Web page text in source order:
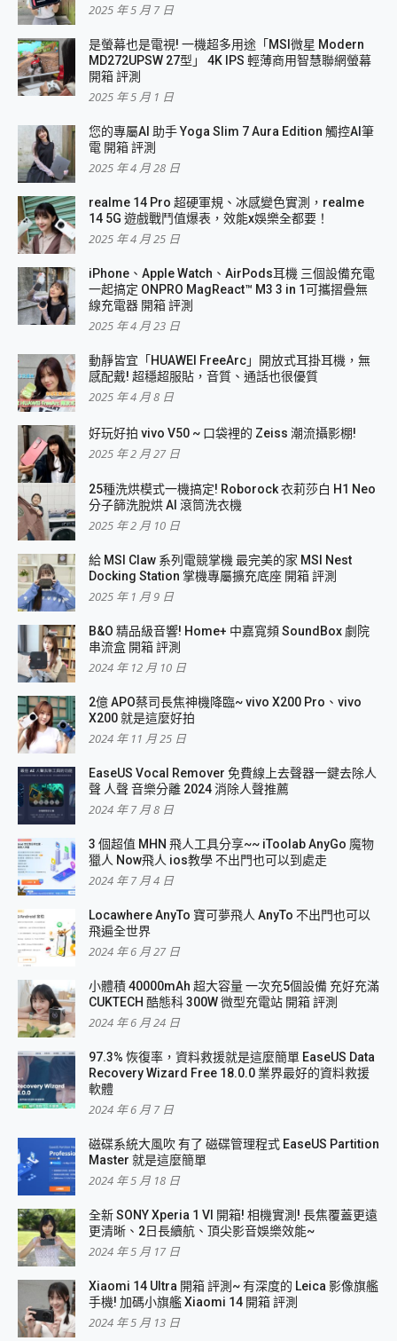
2025 年 5 月 7 日
是螢幕也是電視! 一機超多用途「MSI微星 Modern
MD272UPSW 27型」 4K IPS 輕薄商用智慧聯網螢幕
開箱 評測
2025 年 5 月 1 日
您的專屬AI 助手 Yoga Slim 7 Aura Edition 觸控AI筆
電 開箱 評測
2025 年 4 月 28 日
realme 14 Pro 超硬軍規、冰感變色實測，realme
14 5G 遊戲戰鬥值爆表，效能x娛樂全都要！
2025 年 4 月 25 日
iPhone、Apple Watch、AirPods耳機 三個設備充電
一起搞定 ONPRO MagReact™ M3 3 in 1可攜摺疊無
線充電器 開箱 評測
2025 年 4 月 23 日
動靜皆宜「HUAWEI FreeArc」開放式耳掛耳機，無
感配戴! 超穩超服貼，音質、通話也很優質
2025 年 4 月 8 日
好玩好拍 vivo V50 ~ 口袋裡的 Zeiss 潮流攝影棚!
2025 年 2 月 27 日
25種洗烘模式一機搞定! Roborock 衣莉莎白 H1 Neo
分子篩洗脫烘 AI 滾筒洗衣機
2025 年 2 月 10 日
給 MSI Claw 系列電競掌機 最完美的家 MSI Nest
Docking Station 掌機專屬擴充底座 開箱 評測
2025 年 1 月 9 日
B&O 精品級音響! Home+ 中嘉寬頻 SoundBox 劇院
串流盒 開箱 評測
2024 年 12 月 10 日
2億 APO蔡司長焦神機降臨~ vivo X200 Pro、vivo
X200 就是這麼好拍
2024 年 11 月 25 日
EaseUS Vocal Remover 免費線上去聲器一鍵去除人
聲 人聲 音樂分離 2024 消除人聲推薦
2024 年 7 月 8 日
3 個超值 MHN 飛人工具分享~~ iToolab AnyGo 魔物
獵人 Now飛人 ios教學 不出門也可以到處走
2024 年 7 月 4 日
Locawhere AnyTo 寶可夢飛人 AnyTo 不出門也可以
飛遍全世界
2024 年 6 月 27 日
小體積 40000mAh 超大容量 一次充5個設備 充好充滿
CUKTECH 酷態科 300W 微型充電站 開箱 評測
2024 年 6 月 24 日
97.3% 恢復率，資料救援就是這麼簡單 EaseUS Data
Recovery Wizard Free 18.0.0 業界最好的資料救援
軟體
2024 年 6 月 7 日
磁碟系統大風吹 有了 磁碟管理程式 EaseUS Partition
Master 就是這麼簡單
2024 年 5 月 18 日
全新 SONY Xperia 1 VI 開箱! 相機實測! 長焦覆蓋更遠
更清晰、2日長續航、頂尖影音娛樂效能~
2024 年 5 月 17 日
Xiaomi 14 Ultra 開箱 評測~ 有深度的 Leica 影像旗艦
手機! 加碼小旗艦 Xiaomi 14 開箱 評測
2024 年 5 月 13 日